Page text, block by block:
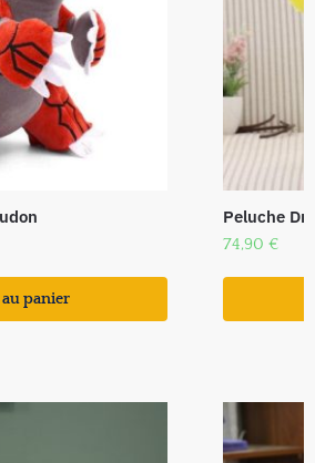
panier
Peluche
74,90 €